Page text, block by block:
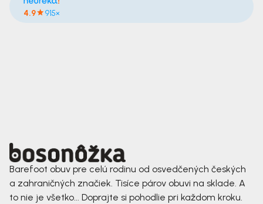
4.9 915×
Barefoot obuv pre celú rodinu od osvedčených českých
a zahraničných značiek. Tisíce párov obuvi na sklade. A
to nie je všetko... Doprajte si pohodlie pri každom kroku.